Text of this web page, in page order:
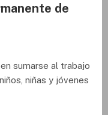
de
sumarse al trabajo
niñas y jóvenes